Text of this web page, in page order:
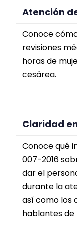
Atención
Conoce
revisiones
horas de
cesárea.
Claridad
Conoce qué
007-2016
dar el
durante la
así como los
hablantes de